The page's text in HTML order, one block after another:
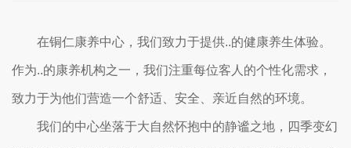
在铜仁康养中心，我们致力于提供..的健康养生体验。
作为..的康养机构之一，我们注重每位客人的个性化需求，
致力于为他们营造一个舒适、安全、亲近自然的环境。
我们的中心坐落于大自然怀抱中的静谧之地，四季变幻